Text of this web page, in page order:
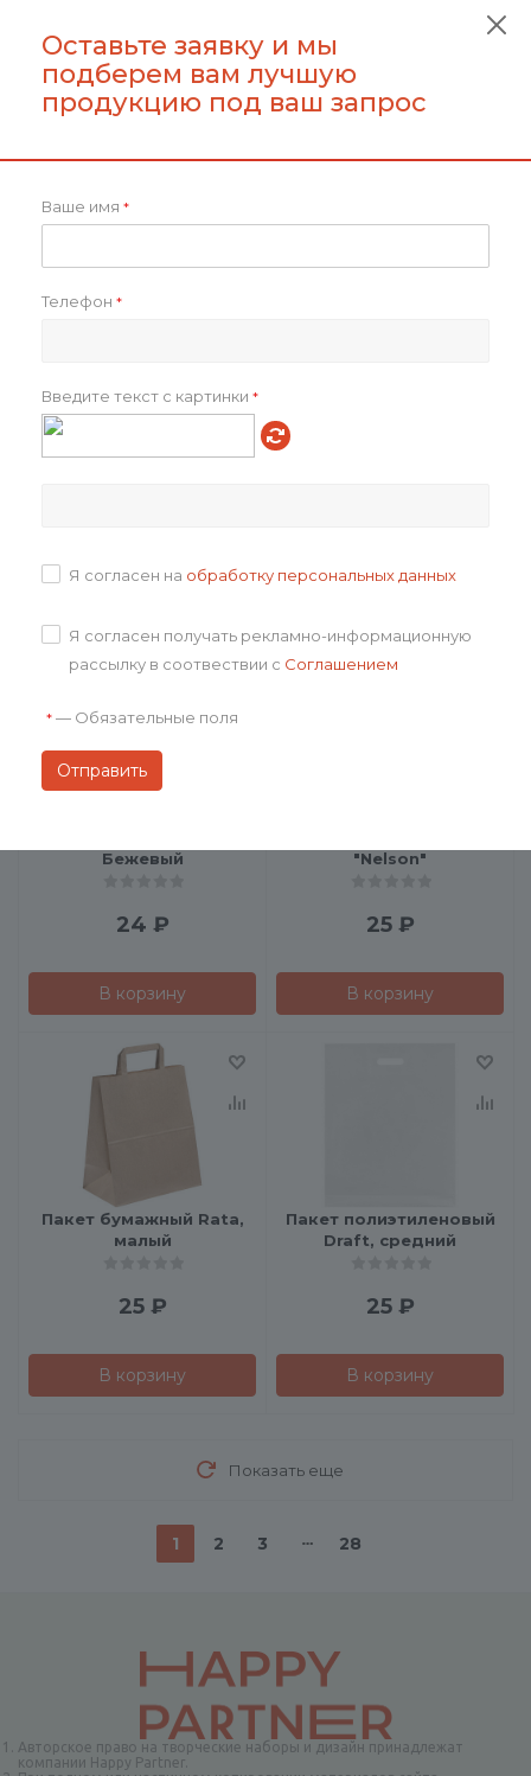
Пакет из бумаги Treat,
Бежевый
В корзину
Пакет Zip Lock, S
Футляр для ручек "Case"
Прозрачный кармашек
Бежевый
24 ₽
В корзину
"Nelson"
25₽
В корзину
Пакет бумажный Rata,
малый
25₽
В корзину
Пакет полиэтиленовый
Draft, средний
25₽
В корзину
Показать еще
1 2 3 28
Авторское право на творческие наборы и дизайн принадлежат
компании Happy Partner.
Оставьте заявку и мы
подберем вам лучшую
продукцию под ваш запрос
Ваше имя *
Телефон *
Введите текст с картинки *
Я согласен на обработку персональных данных
Я согласен получать рекламно-информационную
рассылку в соотвествии с Соглашением
* — Обязательные поля